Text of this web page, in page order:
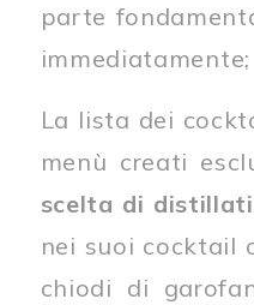
parte
La lista dei
menù creati
scelta di
nei suoi cocktail
chiodi di